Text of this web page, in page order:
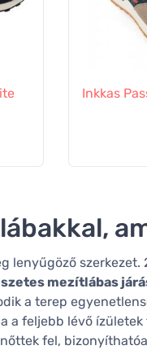
Inkkas
lenyűgöző
mezítlábas
a terep
a feljebb lévő
fel,